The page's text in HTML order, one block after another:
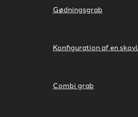
Gødningsgrab
Konfiguration af en skovl
Combi grab